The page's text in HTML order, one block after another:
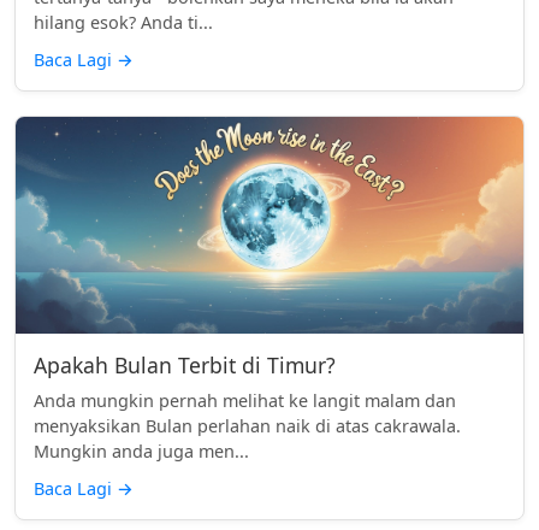
hilang esok? Anda ti...
Baca Lagi →
Apakah Bulan Terbit di Timur?
Anda mungkin pernah melihat ke langit malam dan
menyaksikan Bulan perlahan naik di atas cakrawala.
Mungkin anda juga men...
Baca Lagi →